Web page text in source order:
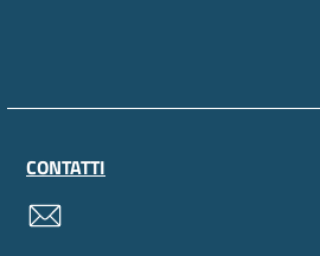
CONTATTI